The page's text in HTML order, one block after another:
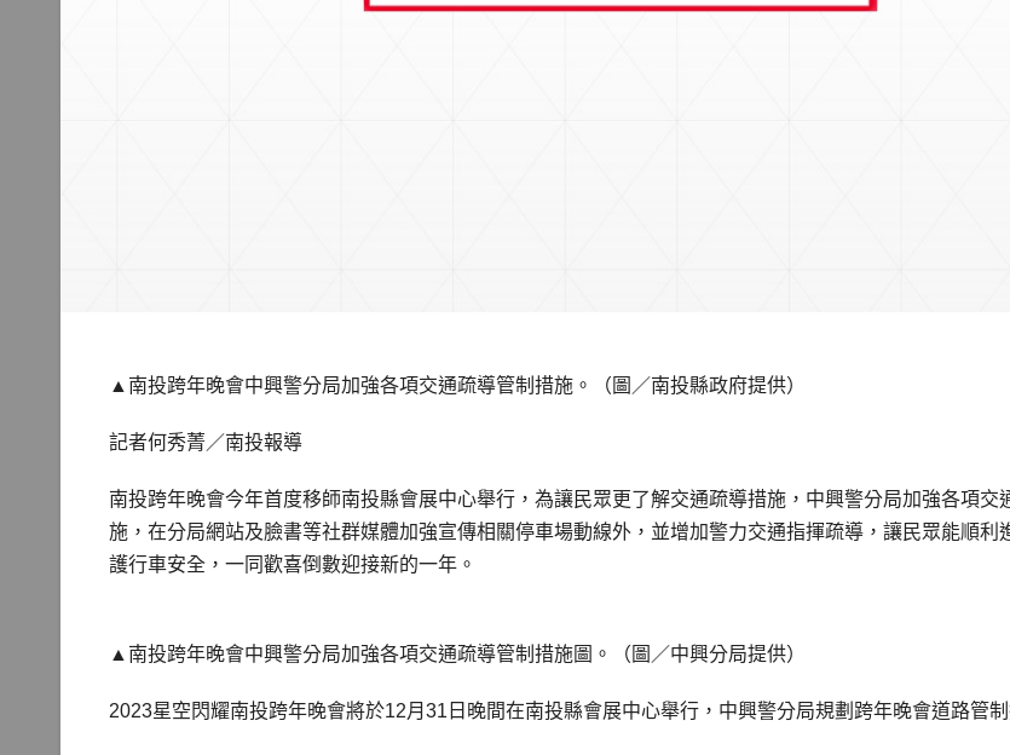
▲南投跨年晚會中興警分局加強各項交通疏導管制措施。（圖／南投縣政府提供）
記者何秀菁／南投報導
南投跨年晚會今年首度移師南投縣會展中心舉行，為讓民眾更了解交通疏導措施，中興警分局加強各項交
施，在分局網站及臉書等社群媒體加強宣傳相關停車場動線外，並增加警力交通指揮疏導，讓民眾能順利
護行車安全，一同歡喜倒數迎接新的一年。
▲南投跨年晚會中興警分局加強各項交通疏導管制措施圖。（圖／中興分局提供）
2023星空閃耀南投跨年晚會將於12月31日晚間在南投縣會展中心舉行，中興警分局規劃跨年晚會道路管制